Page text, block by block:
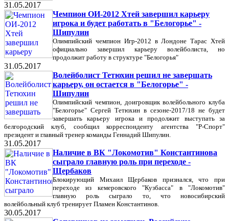
31.05.2017
Чемпион ОИ-2012 Хтей завершил карьеру
игрока и будет работать в "Белогорье" -
Шипулин
Олимпийский чемпион Игр-2012 в Лондоне Тарас Хтей
официально завершил карьеру волейболиста, но
продолжит работу в структуре "Белогорья"
31.05.2017
Волейболист Тетюхин решил не завершать
карьеру, он остается в "Белогорье" -
Шипулин
Олимпийский чемпион, доигровщик волейбольного клуба
"Белогорье" Сергей Тетюхин в сезоне-2017/18 не будет
завершать карьеру игрока и продолжит выступать за
белгородский клуб, сообщил корреспонденту агентства "Р-Спорт"
президент и главный тренер команды Геннадий Шипулин.
31.05.2017
Наличие в ВК "Локомотив" Константинова
сыграло главную роль при переходе -
Щербаков
Блокирующий Михаил Щербаков признался, что при
переходе из кемеровского "Кузбасса" в "Локомотив"
главную роль сыграло то, что новосибирский
волейбольный клуб тренирует Пламен Константинов.
30.05.2017